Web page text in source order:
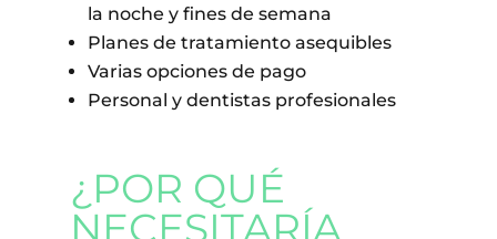
la noche y fines de semana
Planes de tratamiento asequibles
Varias opciones de pago
Personal y dentistas profesionales
¿POR QUÉ
NECESITARÍA